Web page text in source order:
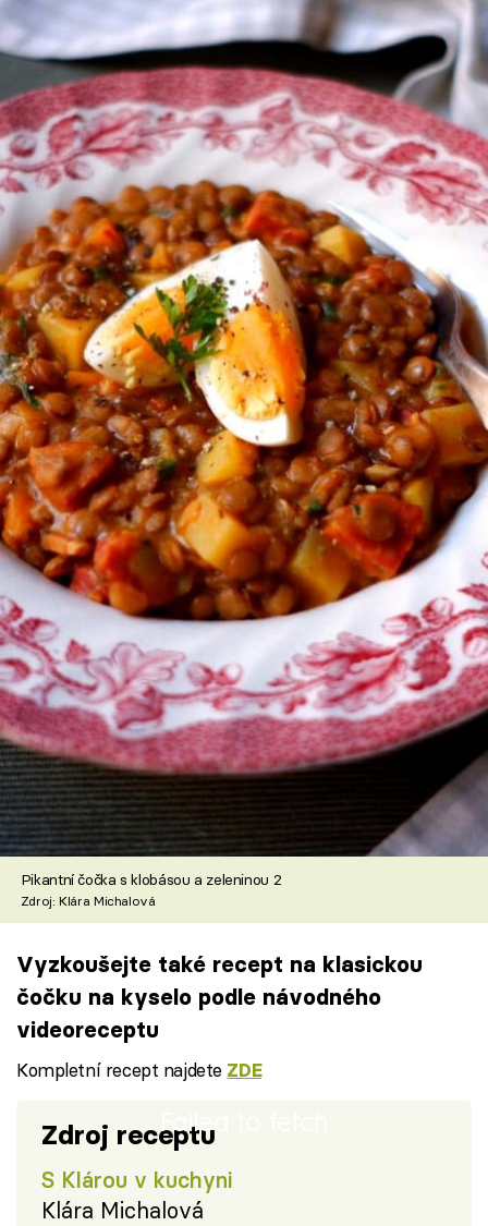
Pikantní čočka s klobásou a zeleninou 2
Zdroj: Klára Michalová
Vyzkoušejte také recept na klasickou
čočku na kyselo podle návodného
videoreceptu
Kompletní recept najdete ZDE
Failed to fetch
Zdroj receptu
S Klárou v kuchyni
Klára Michalová